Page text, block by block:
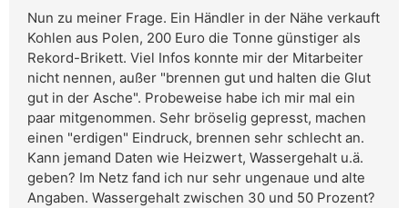
Nun zu meiner Frage. Ein Händler in der Nähe verkauft
Kohlen aus Polen, 200 Euro die Tonne günstiger als
Rekord-Brikett. Viel Infos konnte mir der Mitarbeiter
nicht nennen, außer "brennen gut und halten die Glut
gut in der Asche". Probeweise habe ich mir mal ein
paar mitgenommen. Sehr bröselig gepresst, machen
einen "erdigen" Eindruck, brennen sehr schlecht an.
Kann jemand Daten wie Heizwert, Wassergehalt u.ä.
geben? Im Netz fand ich nur sehr ungenaue und alte
Angaben. Wassergehalt zwischen 30 und 50 Prozent?